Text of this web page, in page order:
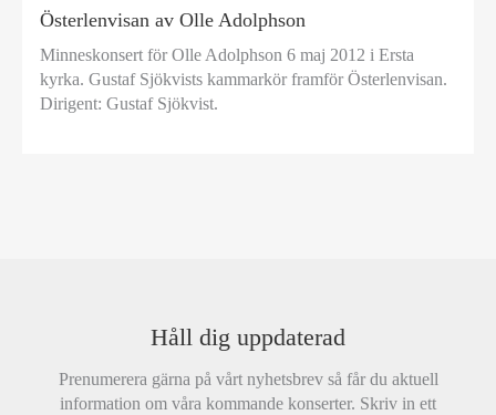
Österlenvisan av Olle Adolphson
Minneskonsert för Olle Adolphson 6 maj 2012 i Ersta
kyrka. Gustaf Sjökvists kammarkör framför Österlenvisan.
Dirigent: Gustaf Sjökvist.
Håll dig uppdaterad
Prenumerera gärna på vårt nyhetsbrev så får du aktuell
information om våra kommande konserter. Skriv in ett